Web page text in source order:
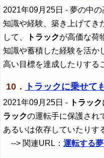
2021年09月25日 - 夢の中
知識や経験、築き上げてき
して、
トラックが高価な荷
知識や蓄積した経験を活か
高い目標を達成したりする
10． トラックに乗せて
2021年09月25日 - トラック
ラックの運転手に保護され
あるいは依存していたりす
--> 関連URL：運転する